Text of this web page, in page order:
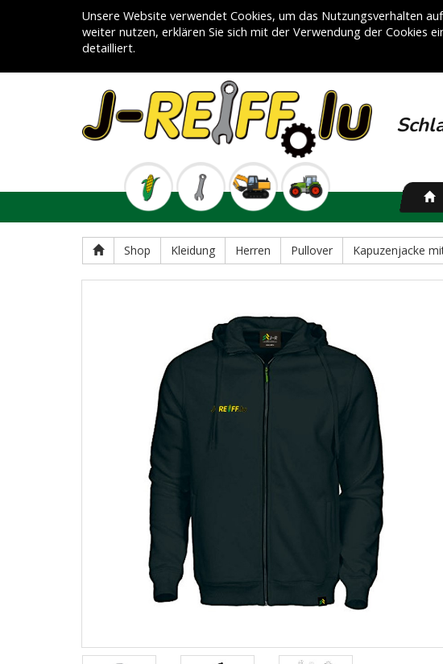
Unsere Website verwendet Cookies, um das Nutzungsverhalten
weiter nutzen, erklären Sie sich mit der Verwendung der Cookies
detailliert.
Shop Kleidung Herren Pullover Kapuzenjacke